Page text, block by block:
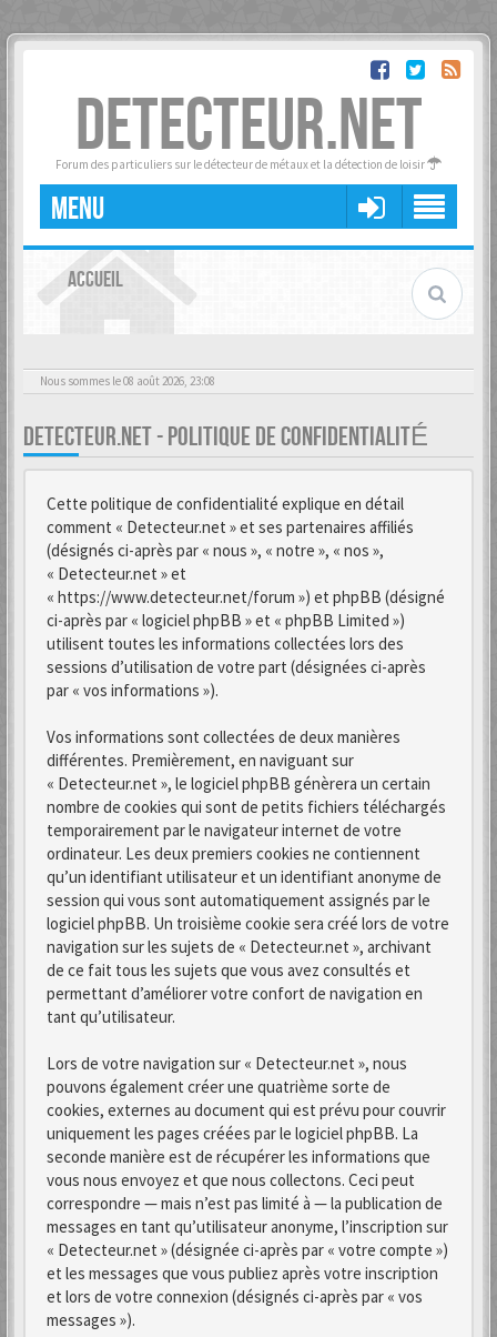
DETECTEUR.NET
Forum des particuliers sur le détecteur de métaux et la détection de loisir
MENU
ACCUEIL
Nous sommes le 08 août 2026, 23:08
DETECTEUR.NET - POLITIQUE DE CONFIDENTIALITÉ
Cette politique de confidentialité explique en détail
comment « Detecteur.net » et ses partenaires affiliés
(désignés ci-après par « nous », « notre », « nos »,
« Detecteur.net » et
« https://www.detecteur.net/forum ») et phpBB (désigné
ci-après par « logiciel phpBB » et « phpBB Limited »)
utilisent toutes les informations collectées lors des
sessions d’utilisation de votre part (désignées ci-après
par « vos informations »).
Vos informations sont collectées de deux manières
différentes. Premièrement, en naviguant sur
« Detecteur.net », le logiciel phpBB génèrera un certain
nombre de cookies qui sont de petits fichiers téléchargés
temporairement par le navigateur internet de votre
ordinateur. Les deux premiers cookies ne contiennent
qu’un identifiant utilisateur et un identifiant anonyme de
session qui vous sont automatiquement assignés par le
logiciel phpBB. Un troisième cookie sera créé lors de votre
navigation sur les sujets de « Detecteur.net », archivant
de ce fait tous les sujets que vous avez consultés et
permettant d’améliorer votre confort de navigation en
tant qu’utilisateur.
Lors de votre navigation sur « Detecteur.net », nous
pouvons également créer une quatrième sorte de
cookies, externes au document qui est prévu pour couvrir
uniquement les pages créées par le logiciel phpBB. La
seconde manière est de récupérer les informations que
vous nous envoyez et que nous collectons. Ceci peut
correspondre — mais n’est pas limité à — la publication de
messages en tant qu’utilisateur anonyme, l’inscription sur
« Detecteur.net » (désignée ci-après par « votre compte »)
et les messages que vous publiez après votre inscription
et lors de votre connexion (désignés ci-après par « vos
messages »).